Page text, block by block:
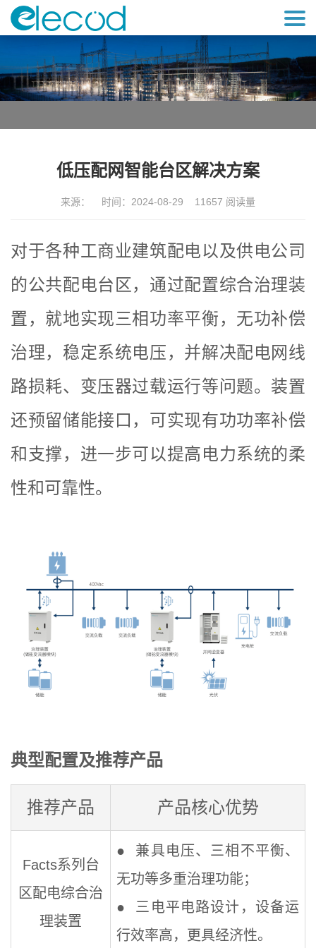
低压配网智能台区解决方案
来源： 时间：2024-08-29 11657 阅读量
对于各种工商业建筑配电以及供电公司
的公共配电台区，通过配置综合治理装
置，就地实现三相功率平衡，无功补偿
治理，稳定系统电压，并解决配电网线
路损耗、变压器过载运行等问题。装置
还预留储能接口，可实现有功功率补偿
和支撑，进一步可以提高电力系统的柔
性和可靠性。
典型配置及推荐产品
推荐产品 产品核心优势
Facts系列台
区配电综合治
理装置
● 兼具电压、三相不平衡、
无功等多重治理功能；
● 三电平电路设计，设备运
行效率高，更具经济性。